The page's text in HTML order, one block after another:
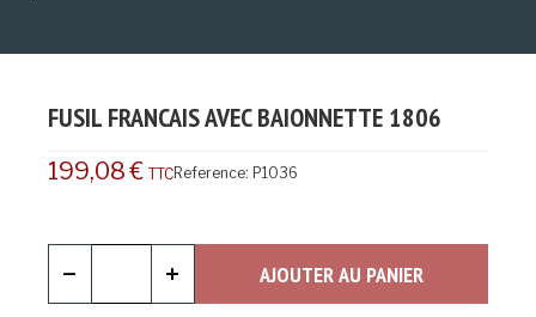
FUSIL FRANCAIS AVEC BAIONNETTE 1806
199,08 € TTCReference: P1036
AJOUTER AU PANIER